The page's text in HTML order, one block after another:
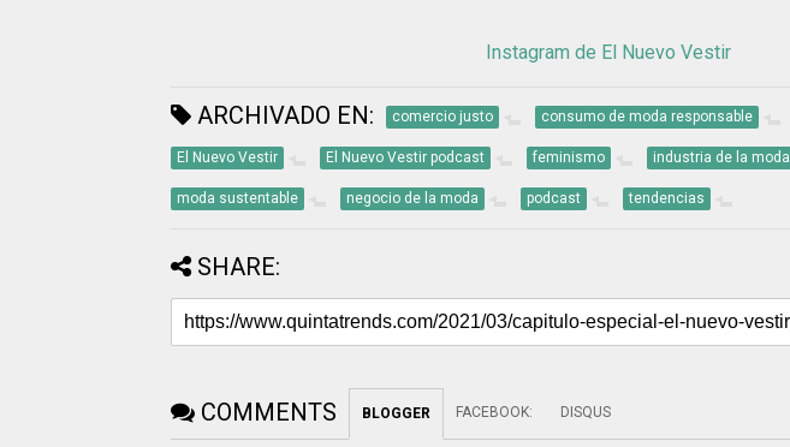
Instagram de El Nuevo Vestir
ARCHIVADO EN: comercio justo consumo de moda responsable
El Nuevo Vestir El Nuevo Vestir podcast feminismo industria de la moda
moda sustentable negocio de la moda podcast tendencias
SHARE:
COMMENTS BLOGGER FACEBOOK: DISQUS